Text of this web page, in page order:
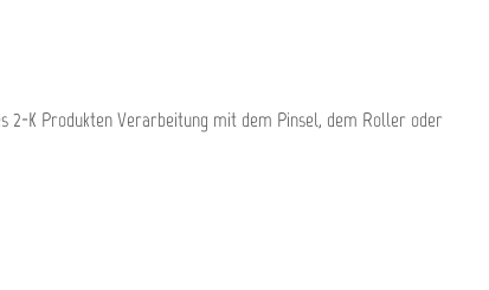
2-K Produkten Verarbeitung mit dem Pinsel, dem Roller oder